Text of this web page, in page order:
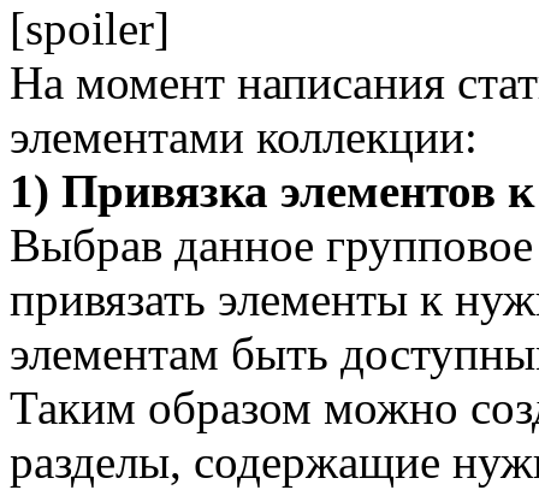
[spoiler]
На момент написания
элементами коллекции:
1) Привязка элементов
Выбрав данное
привязать элементы к
элементам быть
Таким образом можно
разделы, содержащие